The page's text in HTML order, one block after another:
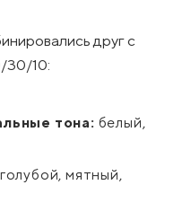
друг с
30/10:
тона: белый,
голубой, мятный,